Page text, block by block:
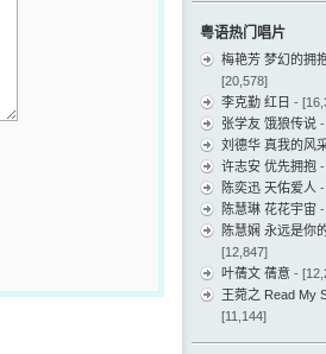
粤语热门唱片
梅艳芳 梦幻的拥
[20,578]
李克勤 红日 -
张学友 饿狼传说
刘德华 真我的风
许志安 优先拥抱
陈奕迅 天佑爱人
陈慧琳 花花宇宙
陈慧娴 永远是你
[12,847]
叶蒨文 蒨意 -
王菀之 Read My
[11,144]